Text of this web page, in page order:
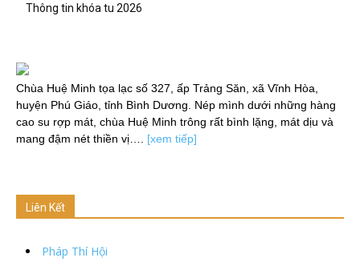
Thông tin khóa tu 2026
Chùa Huệ Minh tọa lạc số 327, ấp Trảng Săn, xã Vĩnh Hòa,
huyện Phú Giáo, tỉnh Bình Dương. Nép mình dưới những hàng
cao su rợp mát, chùa Huệ Minh trông rất bình lặng, mát dịu và
mang đậm nét thiền vị…. [xem tiếp]
Liên Kết
Pháp Thí Hội